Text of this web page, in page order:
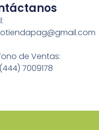
de Ventas:
7009178